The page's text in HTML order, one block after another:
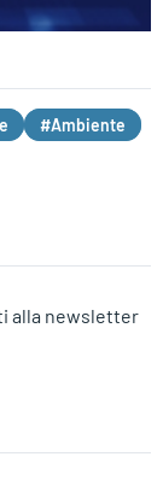
#Ambiente
alla newsletter